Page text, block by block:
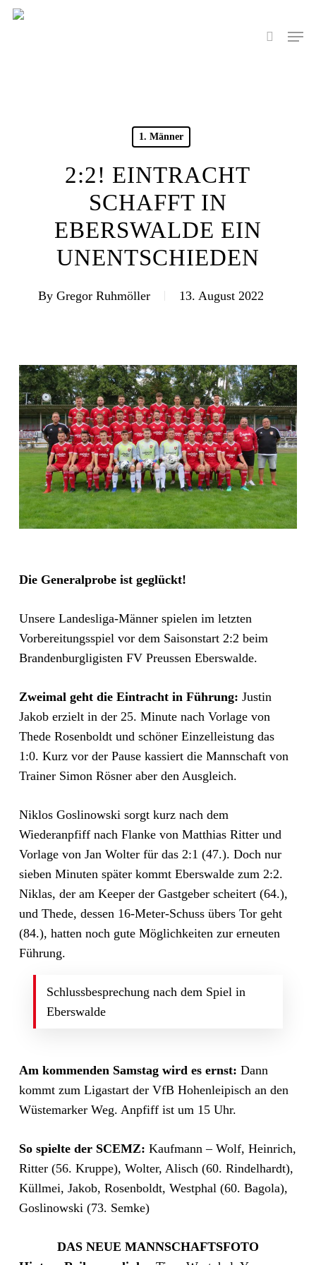
Skip
search
Menu
1. Männer
2:2! EINTRACHT
SCHAFFT IN
EBERSWALDE EIN
UNENTSCHIEDEN
By Gregor Ruhmöller 13. August 2022
Die Generalprobe ist geglückt!
Unsere Landesliga-Männer spielen im letzten
Vorbereitungsspiel vor dem Saisonstart 2:2 beim
Brandenburgligisten FV Preussen Eberswalde.
Zweimal geht die Eintracht in Führung: Justin
Jakob erzielt in der 25. Minute nach Vorlage von
Thede Rosenboldt und schöner Einzelleistung das
1:0. Kurz vor der Pause kassiert die Mannschaft von
Trainer Simon Rösner aber den Ausgleich.
Niklos Goslinowski sorgt kurz nach dem
Wiederanpfiff nach Flanke von Matthias Ritter und
Vorlage von Jan Wolter für das 2:1 (47.). Doch nur
sieben Minuten später kommt Eberswalde zum 2:2.
Niklas, der am Keeper der Gastgeber scheitert (64.),
und Thede, dessen 16-Meter-Schuss übers Tor geht
(84.), hatten noch gute Möglichkeiten zur erneuten
Führung.
Schlussbesprechung nach dem Spiel in
Eberswalde
Am kommenden Samstag wird es ernst: Dann
kommt zum Ligastart der VfB Hohenleipisch an den
Wüstemarker Weg. Anpfiff ist um 15 Uhr.
So spielte der SCEMZ: Kaufmann – Wolf, Heinrich,
Ritter (56. Kruppe), Wolter, Alisch (60. Rindelhardt),
Küllmei, Jakob, Rosenboldt, Westphal (60. Bagola),
Goslinowski (73. Semke)
DAS NEUE MANNSCHAFTSFOTO